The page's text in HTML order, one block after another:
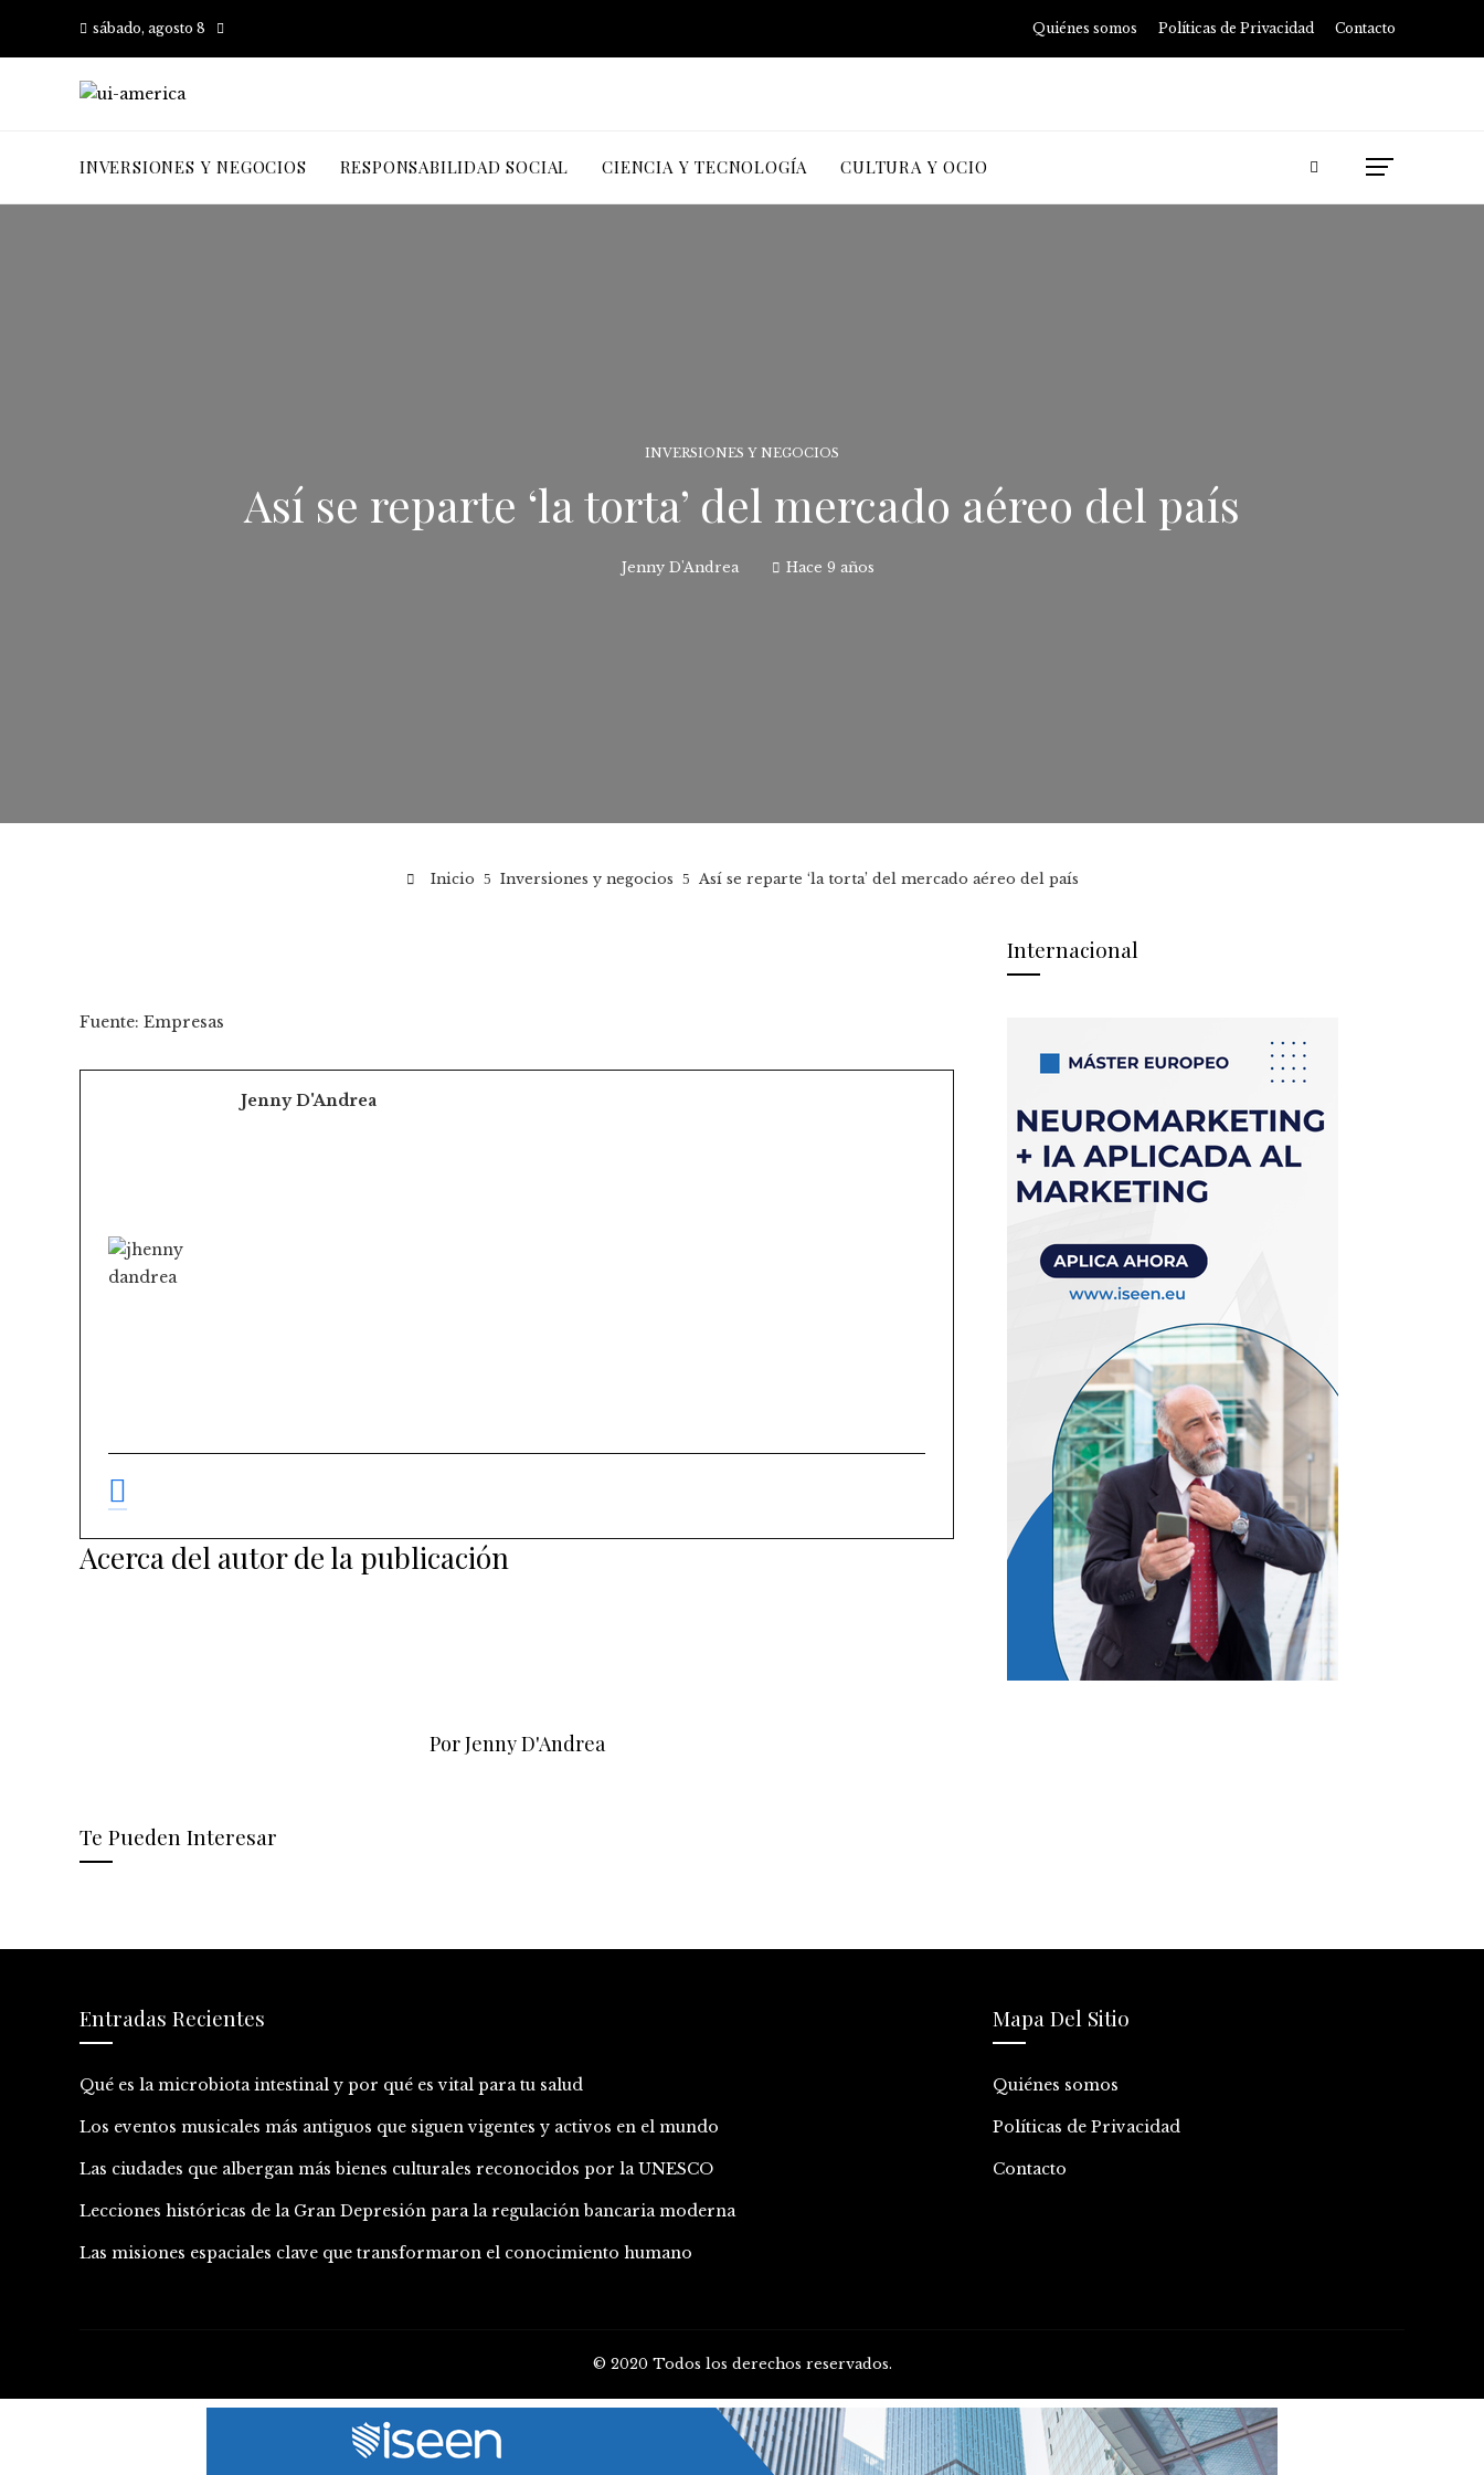
sábado, agosto 8 Quiénes somos Políticas de Privacidad Contacto
INVERSIONES Y NEGOCIOS RESPONSABILIDAD SOCIAL CIENCIA Y TECNOLOGÍA CULTURA Y OCIO
INVERSIONES Y NEGOCIOS
Así se reparte ‘la torta’ del mercado aéreo del país
Jenny D'Andrea Hace 9 años
Inicio Inversiones y negocios Así se reparte ‘la torta’ del mercado aéreo del país
Fuente: Empresas
Jenny D'Andrea
Acerca del autor de la publicación
Por Jenny D'Andrea
Te Pueden Interesar
Internacional
Entradas Recientes
Qué es la microbiota intestinal y por qué es vital para tu salud
Los eventos musicales más antiguos que siguen vigentes y activos en el mundo
Las ciudades que albergan más bienes culturales reconocidos por la UNESCO
Lecciones históricas de la Gran Depresión para la regulación bancaria moderna
Las misiones espaciales clave que transformaron el conocimiento humano
Mapa Del Sitio
Quiénes somos
Políticas de Privacidad
Contacto
© 2020 Todos los derechos reservados.